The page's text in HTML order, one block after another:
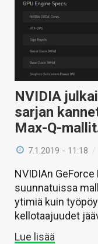
NVIDIA
sarjan
Max-Q-
7.1.2019 - 11:18 /
NVIDIAn
suunnatuissa
ytimiä kuin
kellotaajuudet
Lue lisää